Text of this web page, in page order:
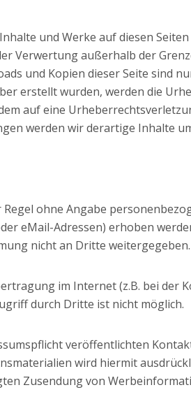
und Werke auf diesen
Verwertung außerhalb der
und Kopien dieser Seite sind
erstellt wurden, werden die
auf eine
werden wir derartige Inhalte
ohne Angabe
eMail-Adressen) erhoben
nicht an Dritte weitergegeben.
im Internet (z.B. bei der
durch Dritte ist nicht möglich.
veröffentlichten
wird hiermit
Zusendung von